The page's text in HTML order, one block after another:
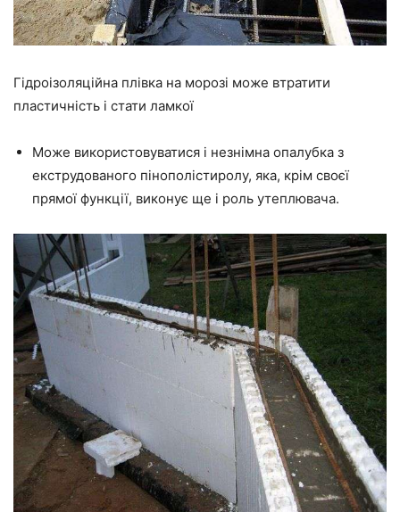
Гідроізоляційна плівка на морозі може втратити
пластичність і стати ламкої
Може використовуватися і незнімна опалубка з
екструдованого пінополістиролу, яка, крім своєї
прямої функції, виконує ще і роль утеплювача.